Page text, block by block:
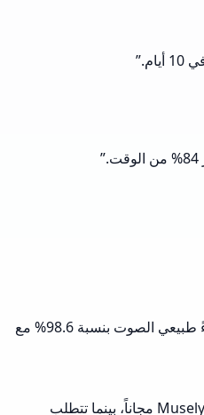
”
”
Musely من أبرز روّاة الكتب الصوتية بالذكاء الاصطناعي في 2026، يقدم 10 أصوات تعبيرية بـ10 أوضاع عاطفية تغطي النطاق الكامل من الهادئ إلى الخائف. يوفر Musely أداءً طبيعي الصوت بنسبة 98.6% مع
يقدم Musely 10 إعدادات عاطفية مع اكتشاف الحوار التلقائي و6 معاملات صوتية، بينما تركز Speechify بالأساس على المساعدة في القراءة بأصوات راوٍ محدودة الجودة. يبدأ Musely مجاناً، بينما تتطلب